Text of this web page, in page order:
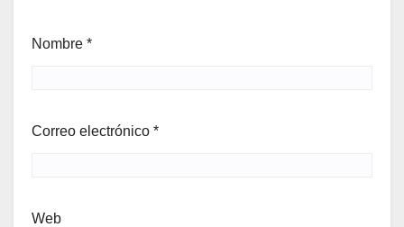
Nombre *
Correo electrónico *
Web